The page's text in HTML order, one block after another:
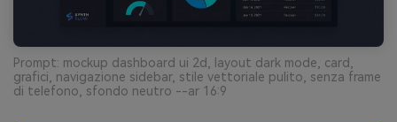
Prompt: mockup dashboard ui 2d, layout dark mode, card,
grafici, navigazione sidebar, stile vettoriale pulito, senza frame
di telefono, sfondo neutro --ar 16:9